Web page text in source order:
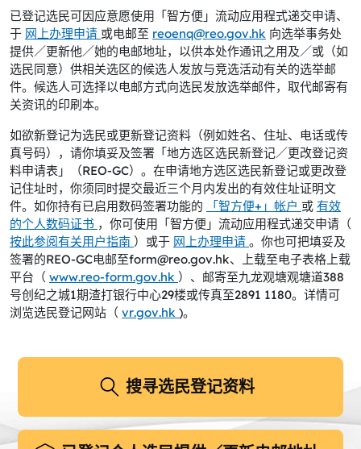
已登记选民可因应意愿使用「智方便」流动应用程式递交申请、
于 网上办理申请 或电邮至 reoenq@reo.gov.hk 向选举事务处
提供／更新他／她的电邮地址，以供本处作通讯之用及／或（如
选民同意）供相关选区的候选人发放与竞选活动有关的选举邮
件。候选人可选择以电邮方式向选民发放选举邮件，取代邮寄有
关资讯的印刷本。
如欲新登记为选民或更新登记资料（例如姓名、住址、电话或传
真号码），请你填妥及签署「地方选区选民新登记／更改登记资
料申请表」（REO-GC）。在申请地方选区选民新登记或更改登
记住址时，你须同时提交最近三个月内发出的有效住址证明文
件。如你持有已启用数码签署功能的
「智方便+」帐户 或 有效
的个人数码证书 ，你可使用「智方便」流动应用程式递交申请（
按此参阅有关用户指南 ）或于 网上办理申请 。你也可把填妥及
签署的REO-GC电邮至form@reo.gov.hk、上载至电子表格上载
平台（ www.reo-form.gov.hk ）、邮寄至九龙观塘观塘道388
号创纪之城1期渣打银行中心29楼或传真至2891 1180。详情可
浏览选民登记网站（ vr.gov.hk )。
搜寻选民登记资料